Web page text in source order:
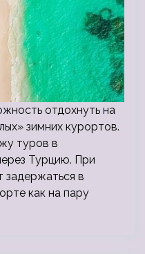
отдохнуть на
зимних курортов.
туров в
Турцию. При
задержаться в
как на пару